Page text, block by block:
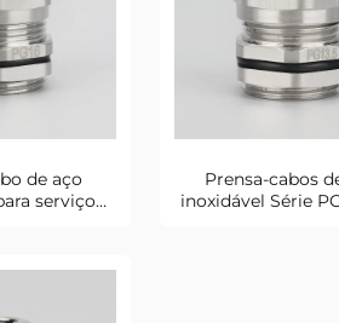
de aço
serviço
Prensa-cabos
inoxidável Série